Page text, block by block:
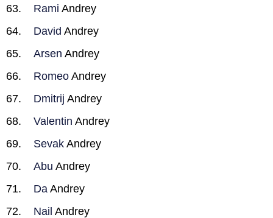
Rami Andrey
David Andrey
Arsen Andrey
Romeo Andrey
Dmitrij Andrey
Valentin Andrey
Sevak Andrey
Abu Andrey
Da Andrey
Nail Andrey